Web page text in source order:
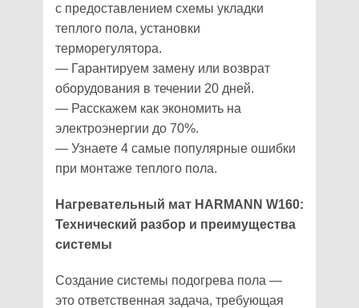
с предоставлением схемы укладки
теплого пола, установки
терморегулятора.
— Гарантируем замену или возврат
оборудования в течении 20 дней.
— Расскажем как экономить на
электроэнергии до 70%.
— Узнаете 4 самые популярные ошибки
при монтаже теплого пола.
Нагревательный мат HARMANN W160:
Технический разбор и преимущества
системы
Создание системы подогрева пола —
это ответственная задача, требующая